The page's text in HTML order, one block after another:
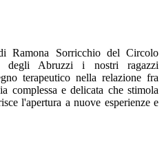
Ramona Sorricchio del Circolo
degli Abruzzi i nostri ragazzi
terapeutico nella relazione fra
complessa e delicata che stimola
l'apertura a nuove esperienze e